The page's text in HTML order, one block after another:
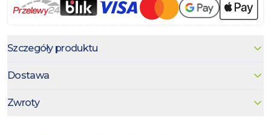
Szczegóły produktu
Dostawa
Zwroty